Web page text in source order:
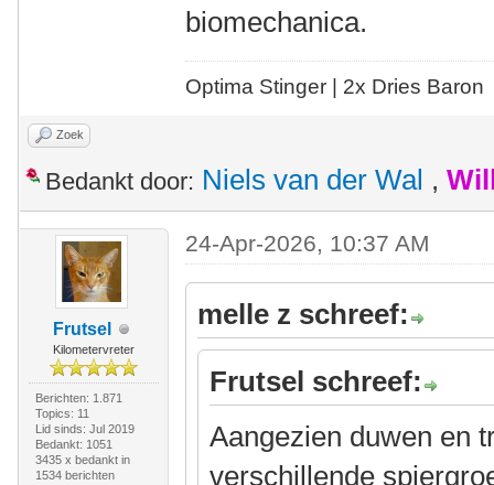
biomechanica.
Optima Stinger | 2x Dries Baron
Zoek
Bedankt door: Niels van der Wal ,
Frutsel
Kilometervreter
Berichten: 1.871
Topics: 11
Lid sinds: Jul 2019
Bedankt: 1051
3435 x bedankt in
1534 berichten
24-Apr-2026, 10:37 AM
melle z schreef:
Frutsel schreef:
Aangezien duwen en
verschillende